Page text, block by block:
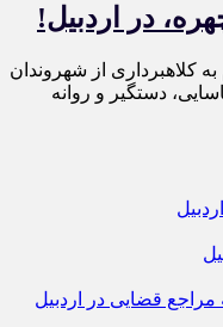
در اردبیل!
کلاهبرداری از شهروندان
دستگیر و روانه